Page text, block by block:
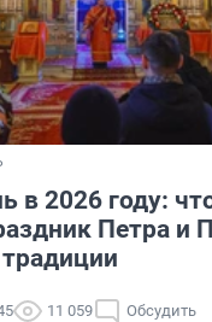
в 2026 году:
Петра и
11 059 Обсудить